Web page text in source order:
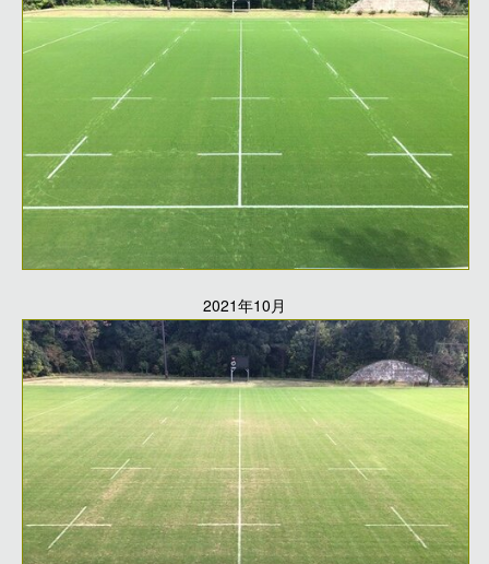
2021年10月